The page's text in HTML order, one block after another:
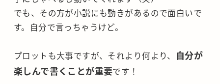
でも、その方が小説にも動きがあるので面白いで
す。自分で言っちゃうけど。
プロットも大事ですが、それより何より、 自分が
楽しんで書くことが重要です！